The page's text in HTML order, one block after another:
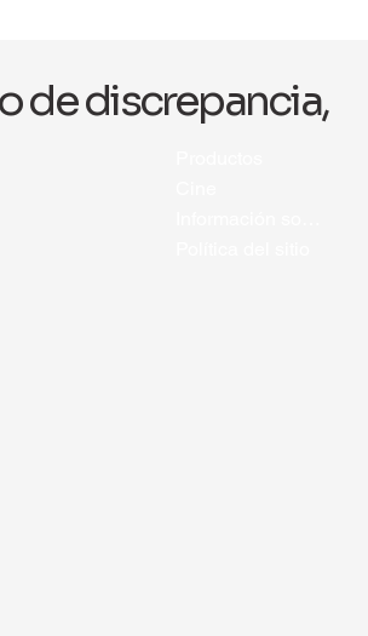
de discrepancia,